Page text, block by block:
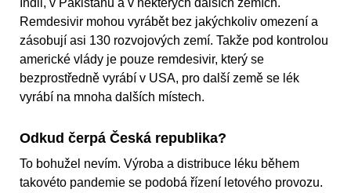
Indii, v Pákistánu a v některých dalších zemích.
Remdesivir mohou vyrábět bez jakýchkoliv omezení a
zásobují asi 130 rozvojových zemí. Takže pod kontrolou
americké vlády je pouze remdesivir, který se
bezprostředně vyrábí v USA, pro další země se lék
vyrábí na mnoha dalších místech.
Odkud čerpá Česká republika?
To bohužel nevím. Výroba a distribuce léku během
takovéto pandemie se podobá řízení letového provozu.